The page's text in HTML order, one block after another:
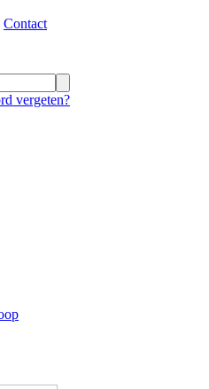
Contact
vergeten?